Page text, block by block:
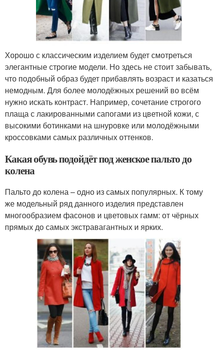
Хорошо с классическим изделием будет смотреться
элегантные строгие модели. Но здесь не стоит забывать,
что подобный образ будет прибавлять возраст и казаться
немодным. Для более молодёжных решений во всём
нужно искать контраст. Например, сочетание строгого
плаща с лакированными сапогами из цветной кожи, с
высокими ботинками на шнуровке или молодёжными
кроссовками самых различных оттенков.
Какая обувь подойдёт под женское пальто до
колена
Пальто до колена – одно из самых популярных. К тому
же модельный ряд данного изделия представлен
многообразием фасонов и цветовых гамм: от чёрных
прямых до самых экстравагантных и ярких.